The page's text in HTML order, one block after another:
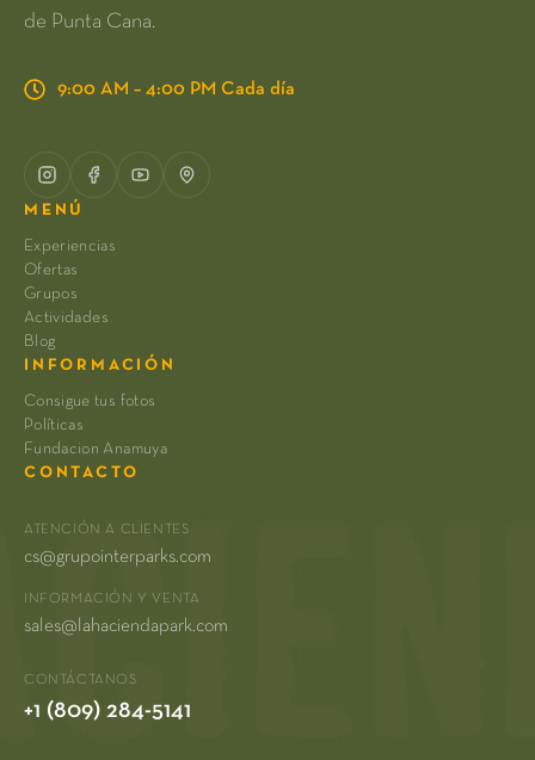
de Punta Cana.
9:00 AM – 4:00 PM Cada día
MENÚ
Experiencias
Ofertas
Grupos
Actividades
Blog
INFORMACIÓN
Consigue tus fotos
Políticas
Fundacion Anamuya
CONTACTO
ATENCIÓN A CLIENTES
cs@grupointerparks.com
INFORMACIÓN Y VENTA
sales@lahaciendapark.com
CONTÁCTANOS
+1 (809) 284-5141